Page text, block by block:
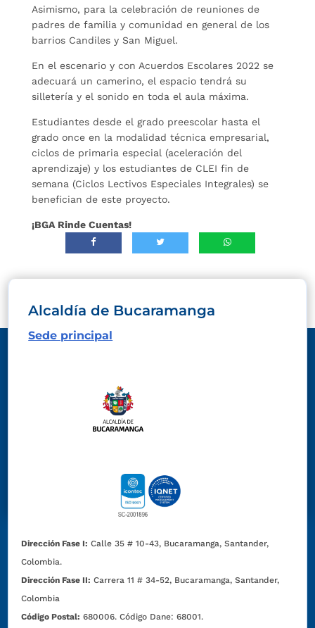
Asimismo, para la celebración de reuniones de
padres de familia y comunidad en general de los
barrios Candiles y San Miguel.
En el escenario y con Acuerdos Escolares 2022 se
adecuará un camerino, el espacio tendrá su
silletería y el sonido en toda el aula máxima.
Estudiantes desde el grado preescolar hasta el
grado once en la modalidad técnica empresarial,
ciclos de primaria especial (aceleración del
aprendizaje) y los estudiantes de CLEI fin de
semana (Ciclos Lectivos Especiales Integrales) se
benefician de este proyecto.
¡BGA Rinde Cuentas!
Alcaldía de Bucaramanga
Sede principal
Dirección Fase I: Calle 35 # 10-43, Bucaramanga, Santander,
Colombia.
Dirección Fase II: Carrera 11 # 34-52, Bucaramanga, Santander,
Colombia
Código Postal: 680006. Código Dane: 68001.